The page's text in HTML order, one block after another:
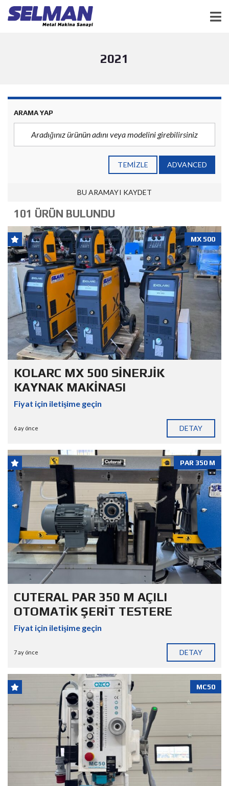
2021
ARAMA YAP
TEMIZLE ADVANCED
BU ARAMAYI KAYDET
101 ÜRÜN BULUNDU
MX 500
KOLARC MX 500 SİNERJİK
KAYNAK MAKİNASI
Fiyat için iletişime geçin
6 ay önce DETAY
PAR 350 M
CUTERAL PAR 350 M AÇILI
OTOMATİK ŞERİT TESTERE
Fiyat için iletişime geçin
7 ay önce DETAY
MC50